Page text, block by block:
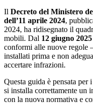
Il Decreto del Ministero
dell’11 aprile 2024,
2024, ha ridisegnato il
mobili. Dal 12 giugno 2025
conformi alle nuove regole
installati prima e non
accertare infrazioni.
Questa guida è pensata
si installa correttamente un
con la nuova normativa e